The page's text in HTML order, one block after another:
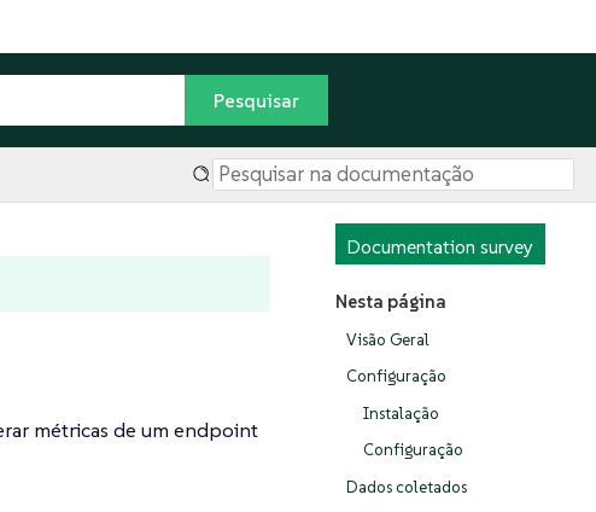
Documentation survey
Nesta página
Visão Geral
Configuração
Instalação
Configuração
Dados coletados
métricas de um endpoint